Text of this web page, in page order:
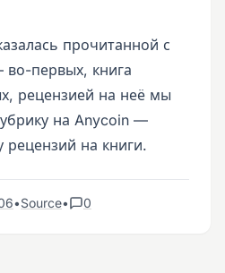
прочитанной с
первых, книга
рецензией на неё мы
на Anycoin —
рецензий на книги.
•Source• 0